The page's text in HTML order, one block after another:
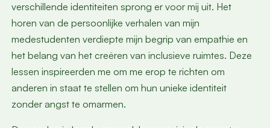
verschillende identiteiten sprong er voor mij uit. Het
horen van de persoonlijke verhalen van mijn
medestudenten verdiepte mijn begrip van empathie en
het belang van het creëren van inclusieve ruimtes. Deze
lessen inspireerden me om me erop te richten om
anderen in staat te stellen om hun unieke identiteit
zonder angst te omarmen.